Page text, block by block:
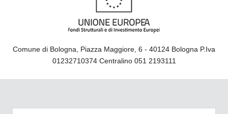
Comune di Bologna, Piazza Maggiore, 6 - 40124 Bologna P.Iva
01232710374 Centralino 051 2193111